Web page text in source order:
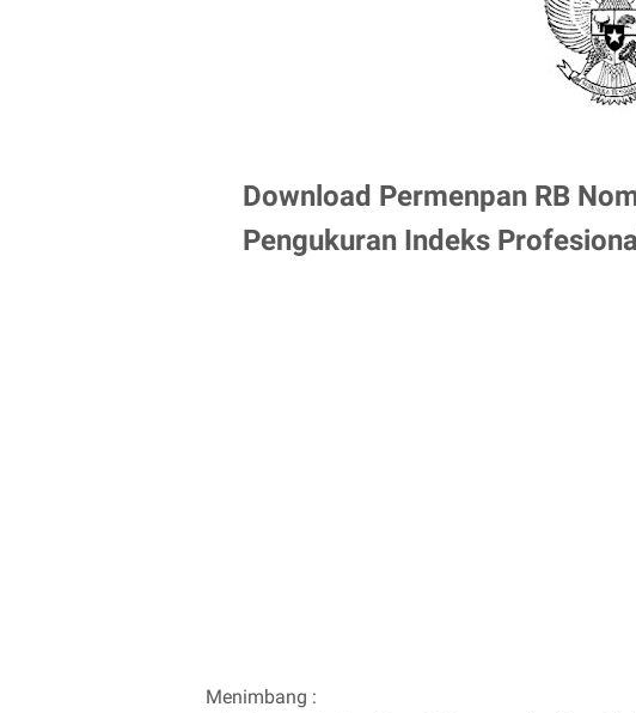
Download Permenpan RB
Pengukuran Indeks
Menimbang :